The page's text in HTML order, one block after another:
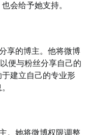
会给予她支持。
享的博主。他将微博
便与粉丝分享自己的
建立自己的专业形
。她将微博权限调整